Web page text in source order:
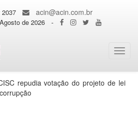
acin@acin.com.br
de 2026 -
repudia votação do projeto de lei